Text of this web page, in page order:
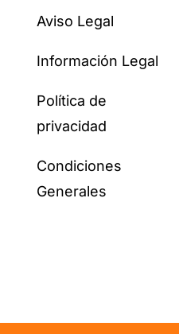
Aviso Legal
Información Legal
Política de
privacidad
Condiciones
Generales